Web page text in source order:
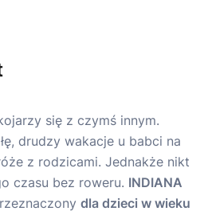
się z czymś innym.
drudzy wakacje u babci na
z rodzicami. Jednakże nikt
czasu bez roweru. INDIANA
dla dzieci w wieku